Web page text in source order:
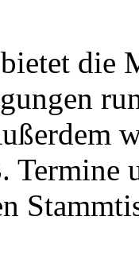
die
Termine